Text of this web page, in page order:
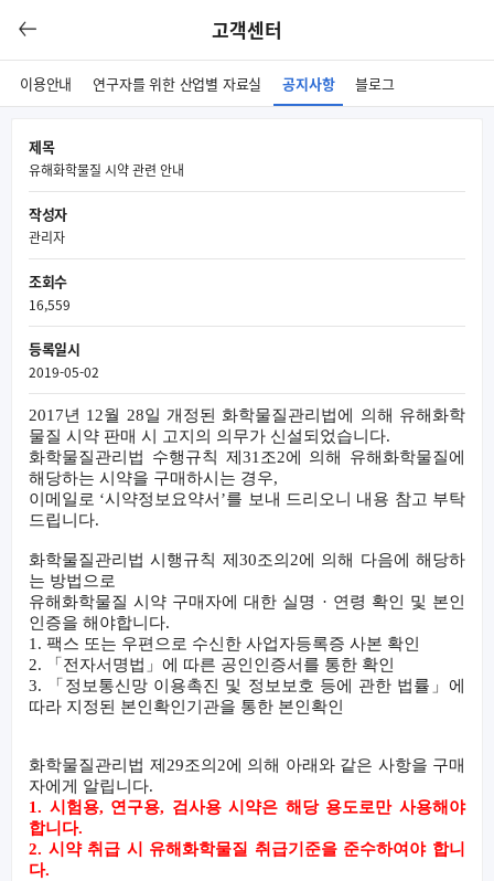
고객센터
이용안내 연구자를 위한 산업별 자료실 공지사항 블로그
제목
유해화학물질 시약 관련 안내
작성자
관리자
조회수
16,559
등록일시
2019-05-02
2017년 12월 28일 개정된 화학물질관리법에 의해 유해화학
물질 시약 판매 시 고지의 의무가 신설되었습니다.
화학물질관리법 수행규칙 제 31 조2에 의해 유해화학물질에
해당하는 시약을 구매하시는 경우,
이메일로 ‘시약정보요약서 ’를 보내 드리오니 내용 참고 부탁
드립니다.
화학물질관리법 시행규칙 제30조의2에 의해 다음에 해당하
는 방법으로
유해화학물질 시약 구매자에 대한 실명 · 연령 확인 및 본인
인증을 해야합니다.
1. 팩스 또는 우편으로 수신한 사업자등록증 사본 확인
2.
「전자서명법」에 따른 공인인증서를 통한 확인
3.
「정보통신망 이용촉진 및 정보보호 등에 관한 법률」에
따라 지정된 본인확인기관을 통한 본인확인
화학물질관리법 제 29조의 2에 의해 아래와 같은 사항을 구매
자에게 알립니다.
1. 시험용, 연구용, 검사용 시약은 해당 용도로만 사용해야
합니다.
2. 시약 취급 시 유해화학물질 취급기준을 준수하여야 합니
다.